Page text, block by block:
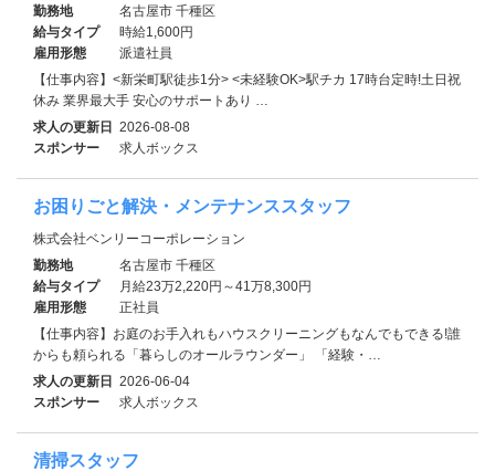
勤務地
名古屋市 千種区
給与タイプ
時給1,600円
雇用形態
派遣社員
【仕事内容】<新栄町駅徒歩1分> <未経験OK>駅チカ 17時台定時!土日祝
休み 業界最大手 安心のサポートあり …
求人の更新日 2026-08-08
スポンサー
求人ボックス
お困りごと解決・メンテナンススタッフ
株式会社ベンリーコーポレーション
勤務地
名古屋市 千種区
給与タイプ
月給23万2,220円～41万8,300円
雇用形態
正社員
【仕事内容】お庭のお手入れもハウスクリーニングもなんでもできる!誰
からも頼られる「暮らしのオールラウンダー」 「経験・…
求人の更新日 2026-06-04
スポンサー
求人ボックス
清掃スタッフ